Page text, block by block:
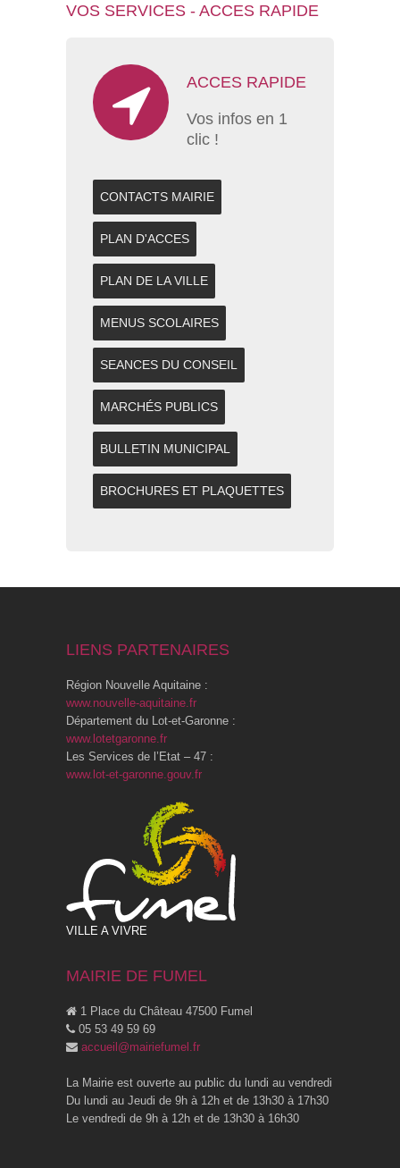
VOS SERVICES - ACCES RAPIDE
ACCES RAPIDE
Vos infos en 1
clic !
CONTACTS MAIRIE
PLAN D'ACCES
PLAN DE LA VILLE
MENUS SCOLAIRES
SEANCES DU CONSEIL
MARCHÉS PUBLICS
BULLETIN MUNICIPAL
BROCHURES ET PLAQUETTES
LIENS PARTENAIRES
Région Nouvelle Aquitaine :
www.nouvelle-aquitaine.fr
Département du Lot-et-Garonne :
www.lotetgaronne.fr
Les Services de l’Etat – 47 :
www.lot-et-garonne.gouv.fr
VILLE A VIVRE
MAIRIE DE FUMEL
1 Place du Château 47500 Fumel
05 53 49 59 69
accueil@mairiefumel.fr
La Mairie est ouverte au public du lundi au vendredi
Du lundi au Jeudi de 9h à 12h et de 13h30 à 17h30
Le vendredi de 9h à 12h et de 13h30 à 16h30